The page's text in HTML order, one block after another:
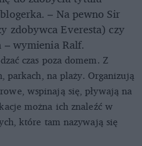
– Na pewno Sir
zdobywca Everesta) czy
– wymienia Ralf.
czas poza domem. Z
parkach, na plaży. Organizują
wspinają się, pływają na
można ich znaleźć w
które tam nazywają się